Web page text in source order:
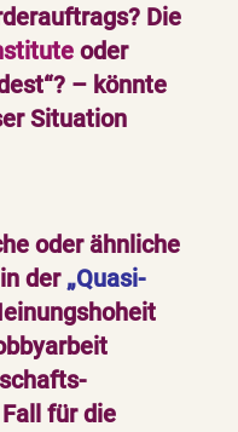
Die
oder
– könnte
Situation
oder ähnliche
der „Quasi-
für die